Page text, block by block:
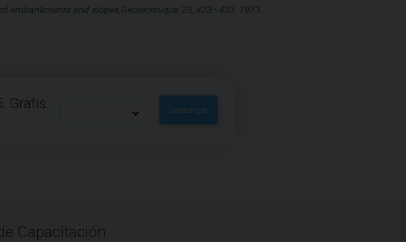
embankments and slopes,Géotechnique 23, 423–433, 1973.
Gratis. Descargar
Capacitación